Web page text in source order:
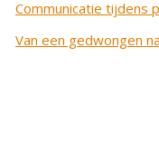
Communicatie tijdens
Van een gedwongen